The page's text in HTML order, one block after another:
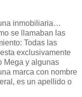
inmobiliaria…
se llamaban las
Todas las
exclusivamente
Mega y algunas
marca con nombre
es un apellido o